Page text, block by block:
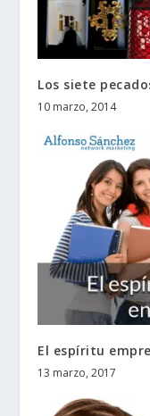
Los siete
10 marzo, 2014
El espíritu
13 marzo, 2017